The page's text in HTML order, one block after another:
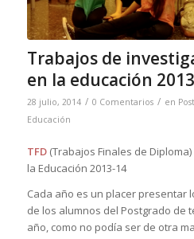
Trabajos de
en la educación
28 julio, 2014 / 0 Comentarios / en
Educación
TFD(Trabajos Finales de
la Educación 2013-14
Cada año es un placer presentar
de los alumnos del Postgrado de
año, como no podía ser de otra